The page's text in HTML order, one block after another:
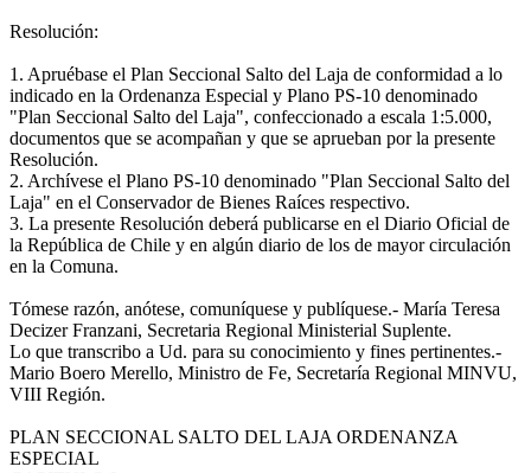
Resolución:
1. Apruébase el Plan Seccional Salto del Laja de conformidad a lo
indicado en la Ordenanza Especial y Plano PS-10 denominado
"Plan Seccional Salto del Laja", confeccionado a escala 1:5.000,
documentos que se acompañan y que se aprueban por la presente
Resolución.
2. Archívese el Plano PS-10 denominado "Plan Seccional Salto del
Laja" en el Conservador de Bienes Raíces respectivo.
3. La presente Resolución deberá publicarse en el Diario Oficial de
la República de Chile y en algún diario de los de mayor circulación
en la Comuna.
Tómese razón, anótese, comuníquese y publíquese.- María Teresa
Decizer Franzani, Secretaria Regional Ministerial Suplente.
Lo que transcribo a Ud. para su conocimiento y fines pertinentes.-
Mario Boero Merello, Ministro de Fe, Secretaría Regional MINVU,
VIII Región.
PLAN SECCIONAL SALTO DEL LAJA ORDENANZA
ESPECIAL